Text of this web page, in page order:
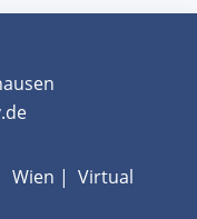
Wien | Virtual